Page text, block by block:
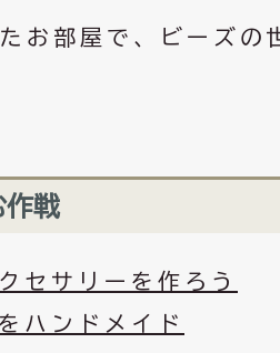
お部屋で、ビーズの
作戦
セサリーを作ろう
ハンドメイド